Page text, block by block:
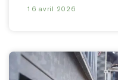
16 avril 2026